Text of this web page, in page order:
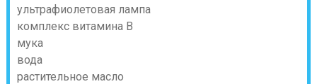
ультрафиолетовая лампа
комплекс витамина В
мука
вода
растительное масло